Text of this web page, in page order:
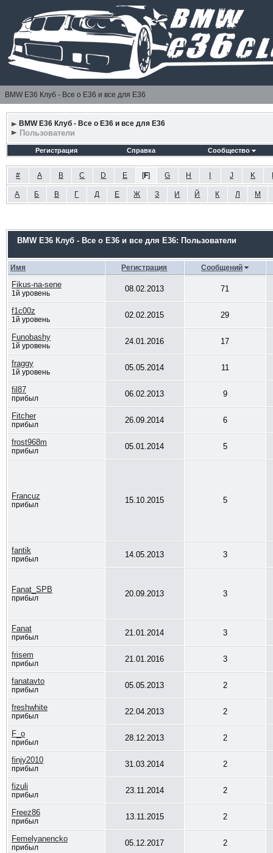
BMW E36 Клуб - Все о Е36 и все для Е36
BMW E36 Клуб - Все о Е36 и все для Е36
Пользователи
Регистрация Справка Сообщество
# A B C D E [F] G H J K
А Б В Г Д Е Ж З И Й К Л М
BMW E36 Клуб - Все о Е36 и все для Е36: Пользователи
Имя Регистрация Сообщений
Fikus-na-sene
1й уровень 08.02.2013 71
f1c00z
1й уровень 02.02.2015 29
Funobashy
1й уровень 24.01.2016 17
fraggy
1й уровень 05.05.2014 11
fil87
прибыл 06.02.2013 9
Fitcher
прибыл 26.09.2014 6
frost968m
прибыл 05.01.2014 5
Francuz
прибыл 15.10.2015 5
fantik
прибыл 14.05.2013 3
Fanat_SPB
прибыл 20.09.2013 3
Fanat
прибыл 21.01.2014 3
frisem
прибыл 21.01.2016 3
fanatavto
прибыл 05.05.2013 2
freshwhite
прибыл 22.04.2013 2
F_o
прибыл 28.12.2013 2
finjy2010
прибыл 31.03.2014 2
fizuli
прибыл 23.11.2014 2
Freez86
прибыл 13.11.2015 2
Femelyanencko
прибыл 05.12.2017 2